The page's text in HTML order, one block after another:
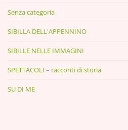
Senza categoria
SIBILLA DELL'APPENNINO
SIBILLE NELLE IMMAGINI
SPETTACOLI – racconti di storia
SU DI ME